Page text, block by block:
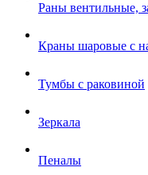
Раны вентильные,
Краны шаровые с
Тумбы с раковиной
Зеркала
Пеналы